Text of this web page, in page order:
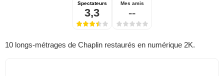
Spectateurs
3,3
Mes amis
--
10 longs-métrages de Chaplin restaurés en numérique 2K.